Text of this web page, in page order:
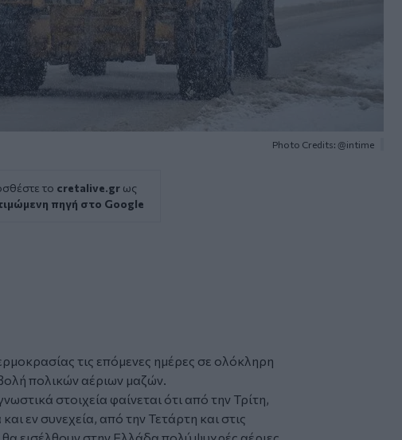
Photo Credits: @intime
το cretalive.gr ως
πηγή στο Google
τις επόμενες ημέρες σε ολόκληρη
πολικών αέριων μαζών.
στοιχεία φαίνεται ότι από την Τρίτη,
εν συνεχεία, από την Τετάρτη και στις